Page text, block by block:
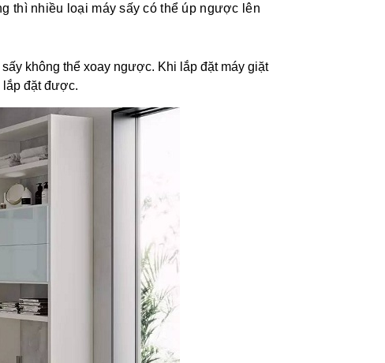
thì nhiều loại máy sấy có thể úp ngược lên
không thể xoay ngược. Khi lắp đặt máy giặt
lắp đặt được.